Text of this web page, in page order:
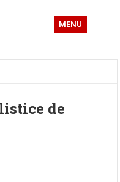
MENU
de